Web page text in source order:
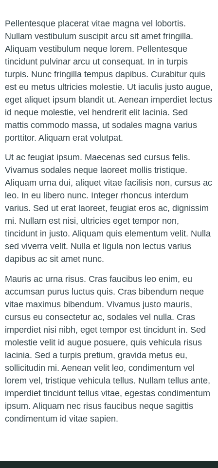
Pellentesque placerat vitae magna vel lobortis.
Nullam vestibulum suscipit arcu sit amet fringilla.
Aliquam vestibulum neque lorem. Pellentesque
tincidunt pulvinar arcu ut consequat. In in turpis
turpis. Nunc fringilla tempus dapibus. Curabitur quis
est eu metus ultricies molestie. Ut iaculis justo augue,
eget aliquet ipsum blandit ut. Aenean imperdiet lectus
id neque molestie, vel hendrerit elit lacinia. Sed
mattis commodo massa, ut sodales magna varius
porttitor. Aliquam erat volutpat.
Ut ac feugiat ipsum. Maecenas sed cursus felis.
Vivamus sodales neque laoreet mollis tristique.
Aliquam urna dui, aliquet vitae facilisis non, cursus ac
leo. In eu libero nunc. Integer rhoncus interdum
varius. Sed ut erat laoreet, feugiat eros ac, dignissim
mi. Nullam est nisi, ultricies eget tempor non,
tincidunt in justo. Aliquam quis elementum velit. Nulla
sed viverra velit. Nulla et ligula non lectus varius
dapibus ac sit amet nunc.
Mauris ac urna risus. Cras faucibus leo enim, eu
accumsan purus luctus quis. Cras bibendum neque
vitae maximus bibendum. Vivamus justo mauris,
cursus eu consectetur ac, sodales vel nulla. Cras
imperdiet nisi nibh, eget tempor est tincidunt in. Sed
molestie velit id augue posuere, quis vehicula risus
lacinia. Sed a turpis pretium, gravida metus eu,
sollicitudin mi. Aenean velit leo, condimentum vel
lorem vel, tristique vehicula tellus. Nullam tellus ante,
imperdiet tincidunt tellus vitae, egestas condimentum
ipsum. Aliquam nec risus faucibus neque sagittis
condimentum id vitae sapien.